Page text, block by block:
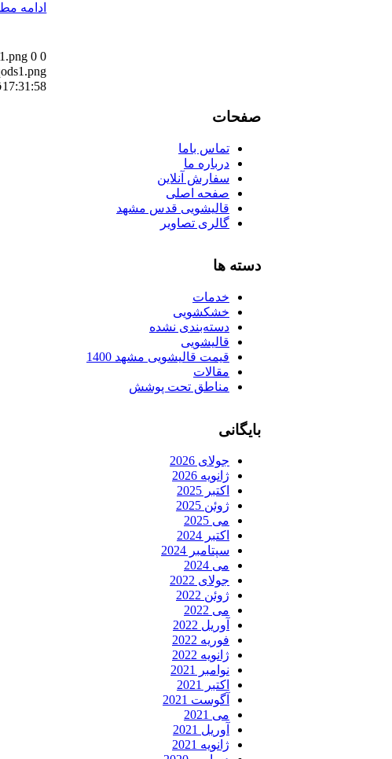
ادامه
0 0
17:31:58
صفحات
تماس باما
درباره ما
سفارش آنلاین
صفحه اصلی
قالیشویی قدس مشهد
گالری تصاویر
دسته ها
خدمات
خشکشویی
دسته‌بندی نشده
قالیشویی
قیمت قالیشویی مشهد 1400
مقالات
مناطق تحت پوشش
بایگانی
جولای 2026
ژانویه 2026
اکتبر 2025
ژوئن 2025
می 2025
اکتبر 2024
سپتامبر 2024
می 2024
جولای 2022
ژوئن 2022
می 2022
آوریل 2022
فوریه 2022
ژانویه 2022
نوامبر 2021
اکتبر 2021
آگوست 2021
می 2021
آوریل 2021
ژانویه 2021